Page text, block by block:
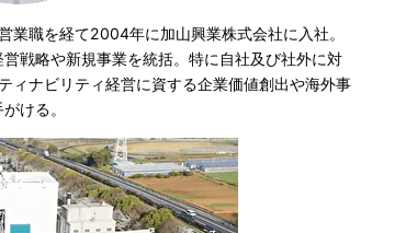
職を経て2004年に加山興業株式会社に入社。
戦略や新規事業を統括。特に自社及び社外に対
ィナビリティ経営に資する企業価値創出や海外事
ける。